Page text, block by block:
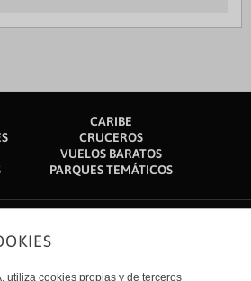
CARIBE
CRUCEROS
VUELOS BARATOS
PARQUES TEMÁTICOS
utiliza cookies propias y de terceros